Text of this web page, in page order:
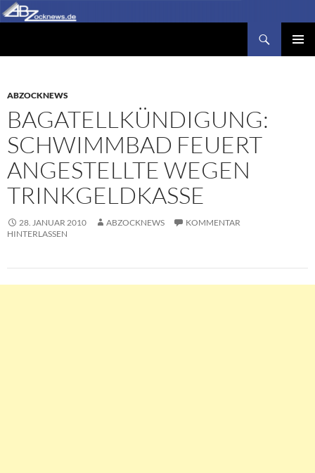
Zum
Inhalt
ABZOCKNEWS
BAGATELLKÜNDIGUNG:
SCHWIMMBAD FEUERT
ANGESTELLTE WEGEN
TRINKGELDKASSE
28. JANUAR 2010 ABZOCKNEWS
KOMMENTAR
HINTERLASSEN